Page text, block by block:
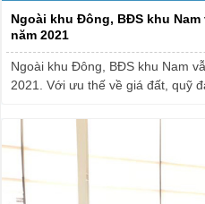
Ngoài khu Đông, BĐS khu
năm 2021
Ngoài khu Đông, BĐS khu Nam
2021. Với ưu thế về giá đất, quỹ